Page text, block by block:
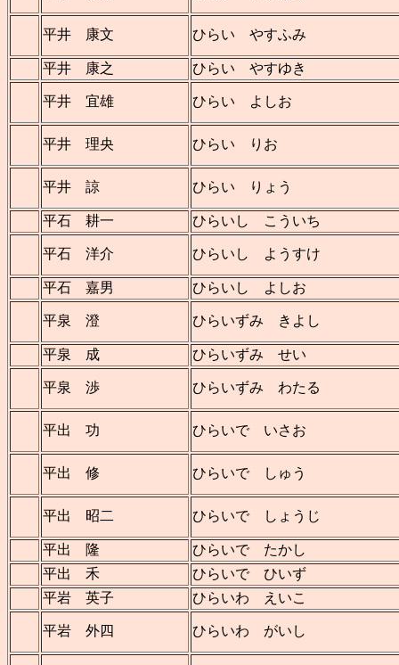
平井 康文 ひらい やすふみ
平井 康之 ひらい やすゆき
平井 宜雄 ひらい よしお
平井 理央 ひらい りお
平井 諒 ひらい りょう
平石 耕一 ひらいし こういち
平石 洋介 ひらいし ようすけ
平石 嘉男 ひらいし よしお
平泉 澄 ひらいずみ きよし
平泉 成 ひらいずみ せい
平泉 渉 ひらいずみ わたる
平出 功 ひらいで いさお
平出 修 ひらいで しゅう
平出 昭二 ひらいで しょうじ
平出 隆
ひらいで たかし
平出 禾
ひらいで ひいず
平岩 英子
ひらいわ えいこ
平岩 外四 ひらいわ がいし